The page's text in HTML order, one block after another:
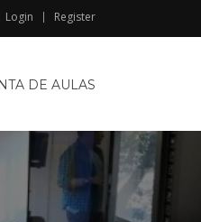
Login Register
DE AULAS